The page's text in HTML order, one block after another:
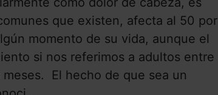
que existen, afecta al 50 por
momento de su vida, aunque el
si nos referimos a adultos entre
El hecho de que sea un